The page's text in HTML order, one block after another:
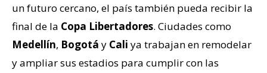
un futuro cercano, el país también pueda recibir la
final de la Copa Libertadores. Ciudades como
Medellín, Bogotá y Cali ya trabajan en remodelar
y ampliar sus estadios para cumplir con las